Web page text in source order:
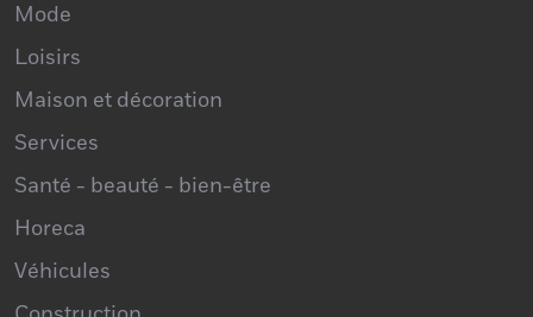
Loisirs
Maison et décoration
Services
Santé - beauté - bien-être
Horeca
Véhicules
Construction